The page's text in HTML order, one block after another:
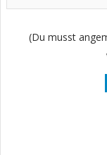
(Du musst